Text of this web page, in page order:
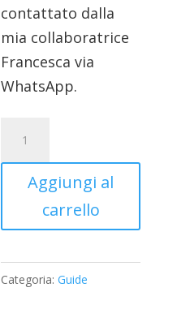
contattato dalla
mia collaboratrice
Francesca via
WhatsApp.
quantità
Aggiungi al
carrello
Categoria:Guide